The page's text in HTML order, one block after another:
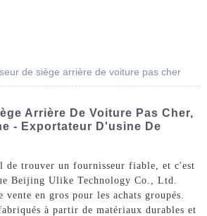
de siège arrière de voiture pas cher
Arrière De Voiture Pas Cher,
- Exportateur D'usine De
de trouver un fournisseur fiable, et c'est
Beijing Ulike Technology Co., Ltd.
vente en gros pour les achats groupés.
à partir de matériaux durables et